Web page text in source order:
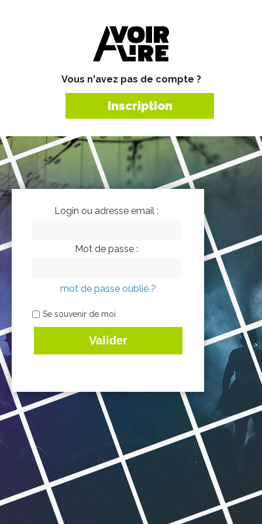
Vous n'avez pas de compte ?
Inscription
Login ou adresse email :
Mot de passe :
mot de passe oublié ?
Se souvenir de moi